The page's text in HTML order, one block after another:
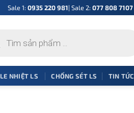
Sale 1: 0935 220 981| Sale 2: 077 808 7107
NHIỆT LS CHỐNG SÉT LS TIN TỨC